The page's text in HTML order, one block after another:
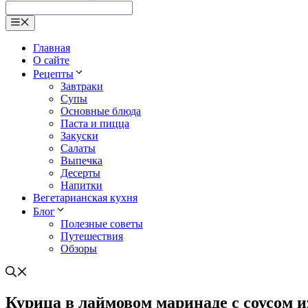
Меню
Главная
О сайте
Рецепты
Завтраки
Супы
Основные блюда
Паста и пицца
Закуски
Салаты
Выпечка
Десерты
Напитки
Вегетарианская кухня
Блог
Полезные советы
Путешествия
Обзоры
Курица в лаймовом маринаде с соусом